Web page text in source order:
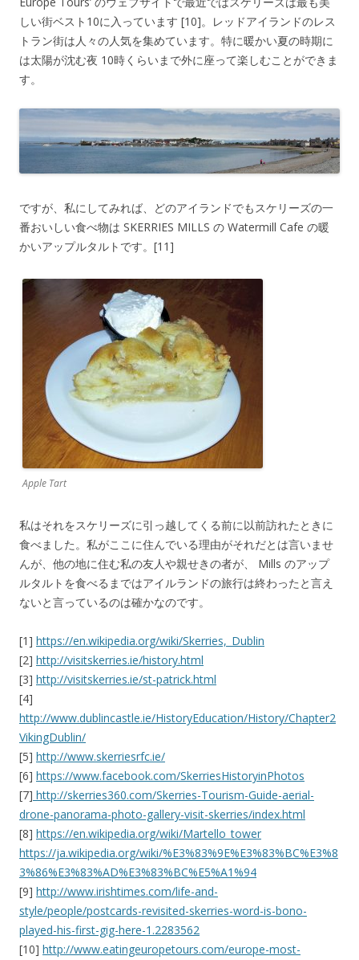
しい街ベスト10に入っています [10]。レッドアイランドのレス
トラン街は人々の人気を集めています。特に暖かい夏の時期に
は太陽が沈む夜 10時くらいまで外に座って楽しむことができま
す。
ですが、私にしてみれば、どのアイランドでもスケリーズの一
番おいしい食べ物は SKERRIES MILLS の Watermill Cafe の暖
かいアップルタルトです。[11]
Apple Tart
私はそれをスケリーズに引っ越してくる前に以前訪れたときに
食べました。私がここに住んでいる理由がそれだとは言いませ
んが、他の地に住む私の友人や親せきの者が、 Mills のアップ
ルタルトを食べるまではアイルランドの旅行は終わったと言え
ないと言っているのは確かなのです。
[1] https://en.wikipedia.org/wiki/Skerries,_Dublin
[2] http://visitskerries.ie/history.html
[3] http://visitskerries.ie/st-patrick.html
[4]
http://www.dublincastle.ie/HistoryEducation/History/Chapter2
VikingDublin/
[5] http://www.skerriesrfc.ie/
[6] https://www.facebook.com/SkerriesHistoryinPhotos
[7] http://skerries360.com/Skerries-Tourism-Guide-aerial-
drone-panorama-photo-gallery-visit-skerries/index.html
[8] https://en.wikipedia.org/wiki/Martello_tower
https://ja.wikipedia.org/wiki/%E3%83%9E%E3%83%BC%E3%8
3%86%E3%83%AD%E3%83%BC%E5%A1%94
[9] http://www.irishtimes.com/life-and-
style/people/postcards-revisited-skerries-word-is-bono-
played-his-first-gig-here-1.2283562
[10] http://www.eatingeuropetours.com/europe-most-